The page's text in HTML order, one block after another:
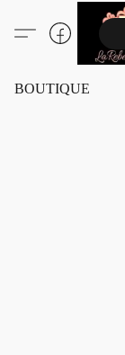
BOUTIQUE